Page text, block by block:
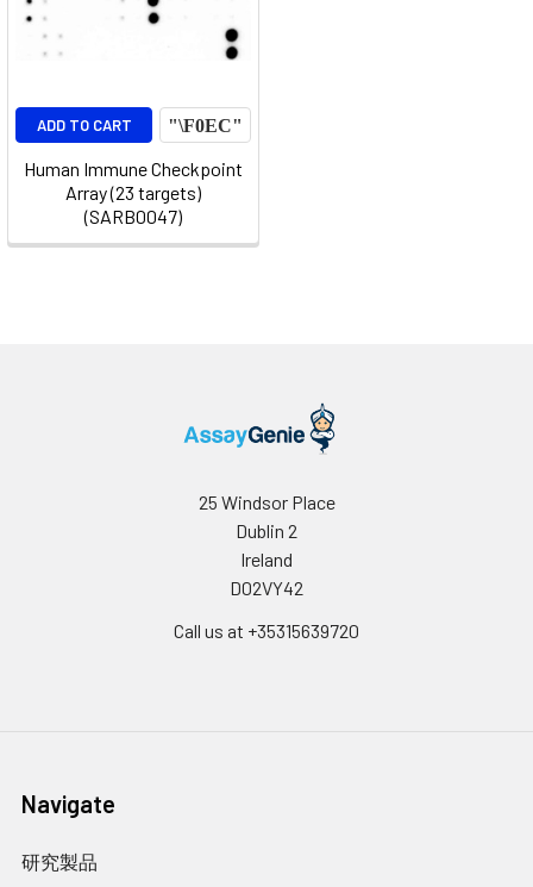
ADD TO CART
Human Immune Checkpoint
Array (23 targets)
(SARB0047)
25 Windsor Place
Dublin 2
Ireland
D02VY42
Call us at +35315639720
Navigate
研究製品